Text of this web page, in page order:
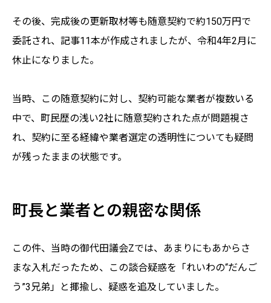
その後、完成後の更新取材等も随意契約で約150万円で
委託され、記事11本が作成されましたが、令和4年2月に
休止になりました。
当時、この随意契約に対し、契約可能な業者が複数いる
中で、町民歴の浅い2社に随意契約された点が問題視さ
れ、契約に至る経緯や業者選定の透明性についても疑問
が残ったままの状態です。
町長と業者との親密な関係
この件、当時の御代田議会Zでは、あまりにもあからさ
まな入札だったため、この談合疑惑を「れいわの“だんご
う”3兄弟」と揶揄し、疑惑を追及していました。